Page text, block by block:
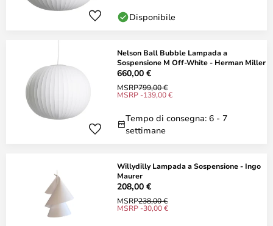
Disponibile
Nelson Ball Bubble Lampada a
Sospensione M Off-White - Herman Miller
660,00 €
MSRP799,00 €
MSRP -139,00 €
Tempo di consegna: 6 - 7
settimane
Willydilly Lampada a Sospensione - Ingo
Maurer
208,00 €
MSRP238,00 €
MSRP -30,00 €